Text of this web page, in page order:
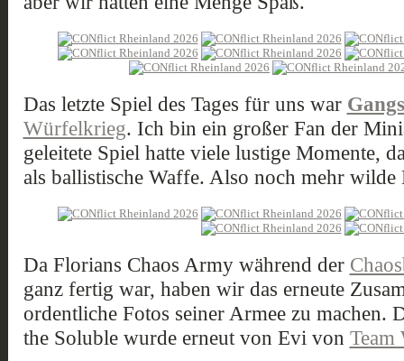
Das letzte Spiel des Tages für uns war
Würfelkrieg. Ich bin ein großer Fan der
geleitete Spiel hatte viele lustige Momente,
als ballistische Waffe. Also noch mehr wilde
Da Florians Chaos Army während der
ganz fertig war, haben wir das erneute
ordentliche Fotos seiner Armee zu machen.
the Soluble wurde erneut von Evi von